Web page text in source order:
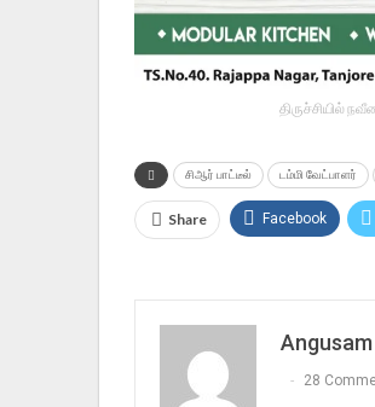
திருச்சியில்
சிஆர் பாட்டீல் டம்மி வேட்பாளர்
Share Facebook
28